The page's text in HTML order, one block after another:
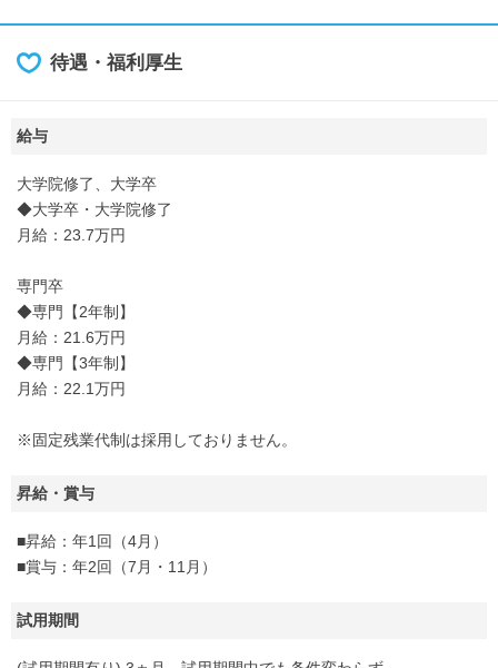
待遇・福利厚生
給与
大学院修了、大学卒
◆大学卒・大学院修了
月給：23.7万円
専門卒
◆専門【2年制】
月給：21.6万円
◆専門【3年制】
月給：22.1万円
※固定残業代制は採用しておりません。
昇給・賞与
■昇給：年1回（4月）
■賞与：年2回（7月・11月）
試用期間